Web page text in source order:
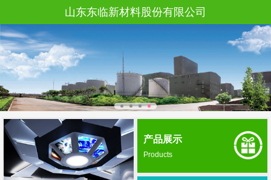
山东东临新材料股份有限公司
产品展示
Products